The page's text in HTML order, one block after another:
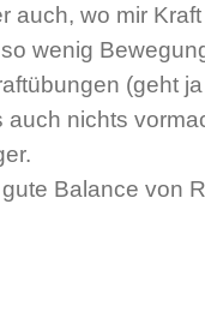
auch, wo mir
wenig
(geht
nichts
Balance von